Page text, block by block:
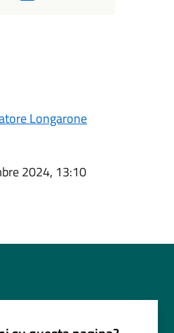
Longarone
2024, 13:10